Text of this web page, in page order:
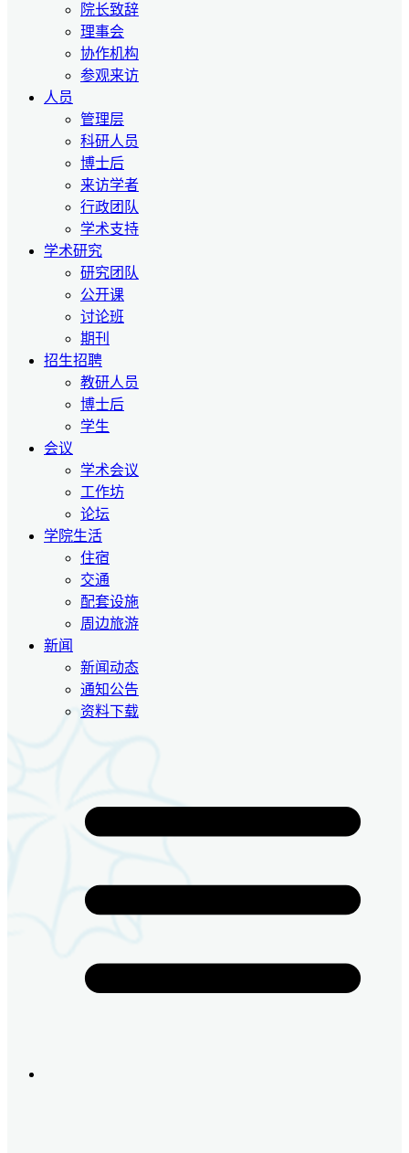
院长致辞
理事会
协作机构
参观来访
人员
管理层
科研人员
博士后
来访学者
行政团队
学术支持
学术研究
研究团队
公开课
讨论班
期刊
招生招聘
教研人员
博士后
学生
会议
学术会议
工作坊
论坛
学院生活
住宿
交通
配套设施
周边旅游
新闻
新闻动态
通知公告
资料下载